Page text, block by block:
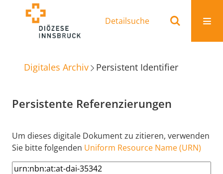
Detailsuche
Digitales Archiv Persistent Identifier
Persistente Referenzierungen
Um dieses digitale Dokument zu zitieren, verwenden
Sie bitte folgenden Uniform Resource Name (URN)